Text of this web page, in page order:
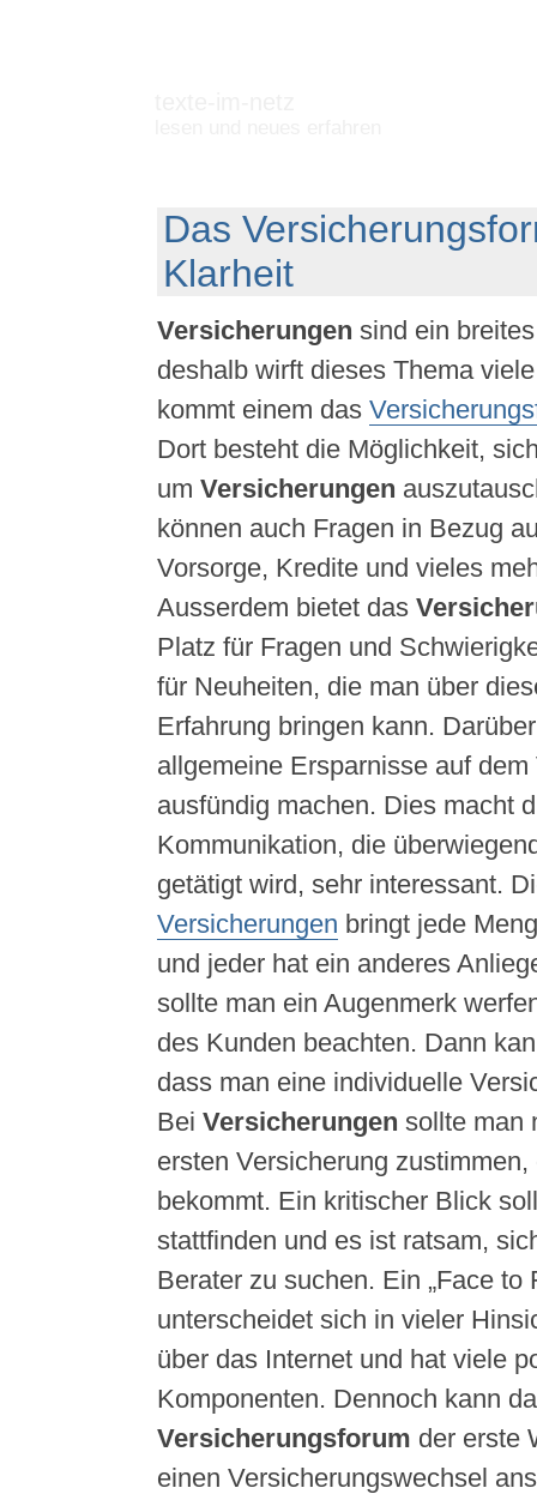
Das
Klarheit
Versicherungen sind ein
deshalb wirft dieses Thema
kommt einem das
Dort besteht die Möglichkeit,
um Versicherungen
können auch Fragen in Bezug
Vorsorge, Kredite und vieles
Ausserdem bietet das
Platz für Fragen und
für Neuheiten, die man über
Erfahrung bringen kann.
allgemeine Ersparnisse auf
ausfündig machen. Dies macht
Kommunikation, die
getätigt wird, sehr interessant.
Versicherungen bringt jede
und jeder hat ein anderes
sollte man ein Augenmerk
des Kunden beachten. Dann
dass man eine individuelle
Bei Versicherungen sollte man
ersten Versicherung
bekommt. Ein kritischer Blick
stattfinden und es ist ratsam,
Berater zu suchen. Ein „Face to
unterscheidet sich in vieler
über das Internet und hat viele
Komponenten. Dennoch kann
Versicherungsforum der erste
einen Versicherungswechsel